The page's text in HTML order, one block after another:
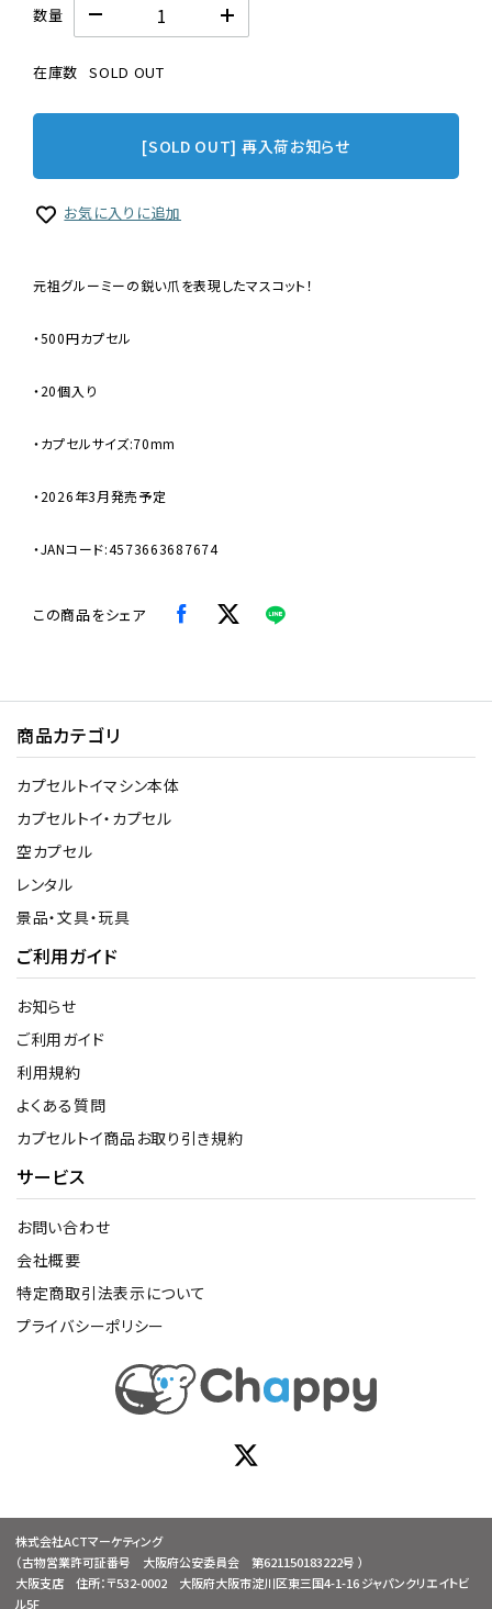
数量
在庫数 SOLD OUT
[SOLD OUT] 再入荷お知らせ
お気に入りに追加
元祖グルーミーの鋭い爪を表現したマスコット！
・500円カプセル
・20個入り
・カプセルサイズ:70mm
・2026年3月発売予定
・JANコード:4573663687674
この商品をシェア
商品カテゴリ
カプセルトイマシン本体
カプセルトイ・カプセル
空カプセル
レンタル
景品・文具・玩具
ご利用ガイド
お知らせ
ご利用ガイド
利用規約
よくある質問
カプセルトイ商品お取り引き規約
サービス
お問い合わせ
会社概要
特定商取引法表示について
プライバシーポリシー
株式会社ACTマーケティング
（古物営業許可証番号 大阪府公安委員会 第621150183222号 ）
大阪支店 住所：〒532-0002 大阪府大阪市淀川区東三国4-1-16 ジャパンクリエイトビ
ル5F